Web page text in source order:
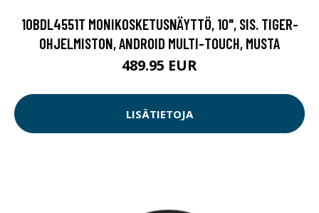
10BDL4551T MONIKOSKETUSNÄYTTÖ, 10", SIS. TIGER-
OHJELMISTON, ANDROID MULTI-TOUCH, MUSTA
489.95 EUR
LISÄTIETOJA